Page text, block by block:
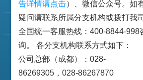
客户手册
账单查询
交易提示
关于修
《大连商
事会第五
告详情请点击）、微信公众号。如
疑问请联系所属分支机构或拨打我司
全国统一客服热线：400-8844-998
询。 各分支机构联系方式如下：
公司总部（成都）：028-
86269305，028-86267870